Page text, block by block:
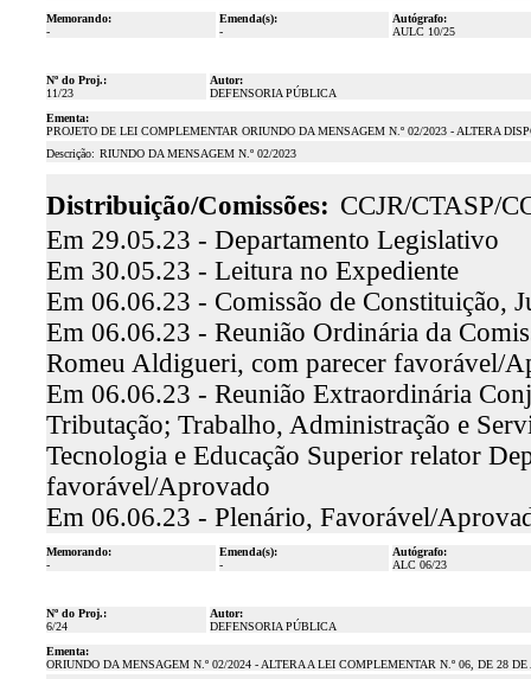
Memorando:
-
Emenda(s):
-
Autógrafo:
AULC 10/25
Nº do Proj.:
11/23
Autor:
DEFENSORIA PÚBLICA
Ementa:
PROJETO DE LEI COMPLEMENTAR ORIUNDO DA MENSAGEM N.º 02/2023 - ALTERA
Descrição: RIUNDO DA MENSAGEM N.º 02/2023
Distribuição/Comissões: CCJR/CTASP/
Em 29.05.23 - Departamento Legislativo
Em 30.05.23 - Leitura no Expediente
Em 06.06.23 - Comissão de Constituição,
Em 06.06.23 - Reunião Ordinária da
Romeu Aldigueri, com parecer favorável/
Em 06.06.23 - Reunião Extraordinária
Tributação; Trabalho, Administração e
Tecnologia e Educação Superior relator
favorável/Aprovado
Em 06.06.23 - Plenário, Favorável/
Memorando:
-
Emenda(s):
-
Autógrafo:
ALC 06/23
Nº do Proj.:
6/24
Autor:
DEFENSORIA PÚBLICA
Ementa:
ORIUNDO DA MENSAGEM N.º 02/2024 - ALTERA A LEI COMPLEMENTAR N.º 06, DE 28